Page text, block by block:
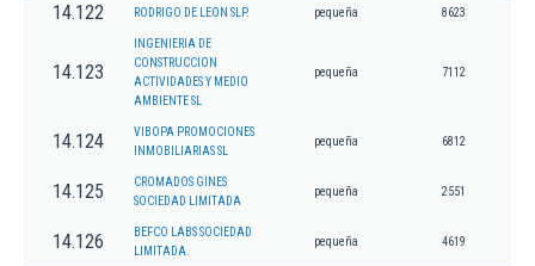
14.122 RODRIGO DE LEON SLP. pequeña 8623
14.123
INGENIERIA DE
CONSTRUCCION
ACTIVIDADES Y MEDIO
AMBIENTE SL
pequeña 7112
14.124
VIBOPA PROMOCIONES
INMOBILIARIAS SL
pequeña 6812
14.125
CROMADOS GINES
SOCIEDAD LIMITADA
pequeña 2551
14.126
BEFCO LABS SOCIEDAD
LIMITADA.
pequeña 4619